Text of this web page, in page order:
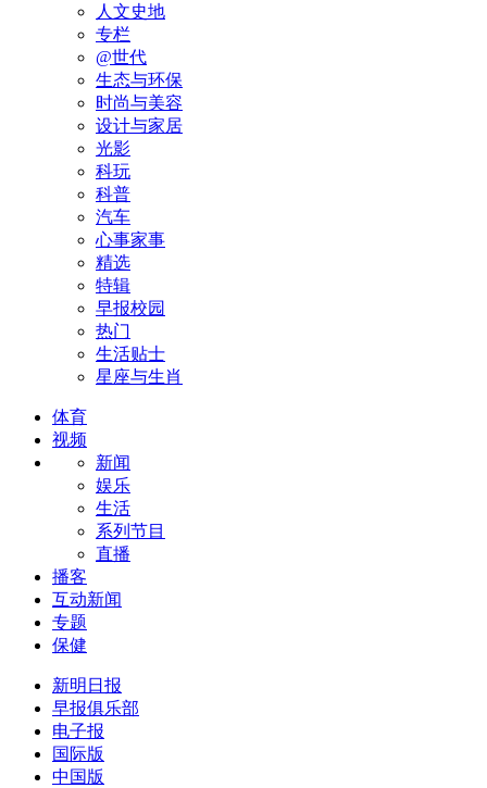
人文史地
专栏
@世代
生态与环保
时尚与美容
设计与家居
光影
科玩
科普
汽车
心事家事
精选
特辑
早报校园
热门
生活贴士
星座与生肖
体育
视频
新闻
娱乐
生活
系列节目
直播
播客
互动新闻
专题
保健
新明日报
早报俱乐部
电子报
国际版
中国版